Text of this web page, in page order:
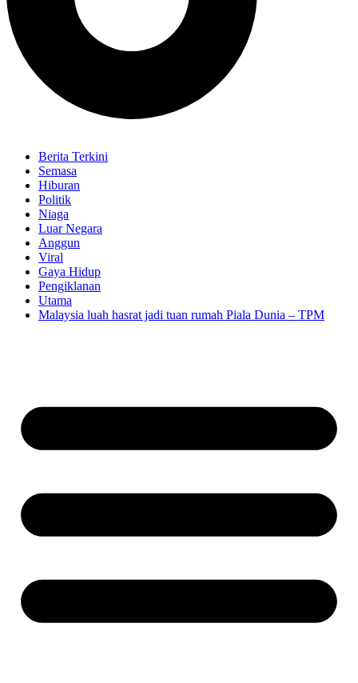
Berita Terkini
Semasa
Hiburan
Politik
Niaga
Luar Negara
Anggun
Viral
Gaya Hidup
Pengiklanan
Utama
Malaysia luah hasrat jadi tuan rumah Piala Dunia – TPM